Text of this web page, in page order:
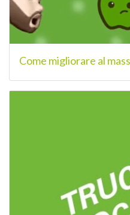
Come migliorare al